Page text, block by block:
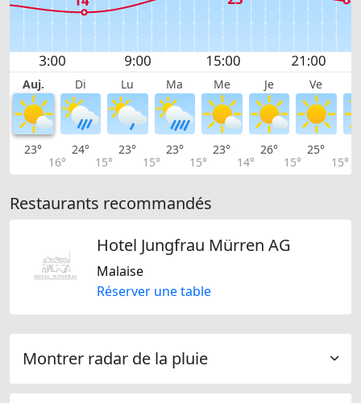
Auj. Di Lu Ma Me Je Ve
23°
16°
24°
15°
23°
15°
23°
15°
23°
14°
26°
15°
25°
15°
Restaurants recommandés
Hotel Jungfrau Mürren AG
Malaise
Réserver une table
Montrer radar de la pluie